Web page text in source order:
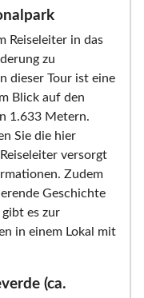
Reiseleiter in das
zu
dieser Tour ist eine
Blick auf den
1.633 Metern.
Sie die hier
versorgt
Zudem
Geschichte
es zur
in einem Lokal mit
(ca.